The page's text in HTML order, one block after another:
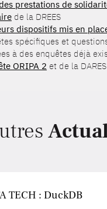
prestations de
de la DREES
dispositifs mis en
spécifiques et
à des enquêtes déjà
ORIPA 2 et de la
TECH : DuckDB